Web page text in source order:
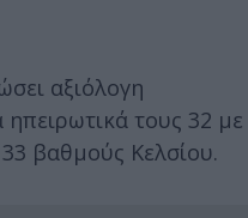
αξιόλογη
τους 32 με
βαθμούς Κελσίου.